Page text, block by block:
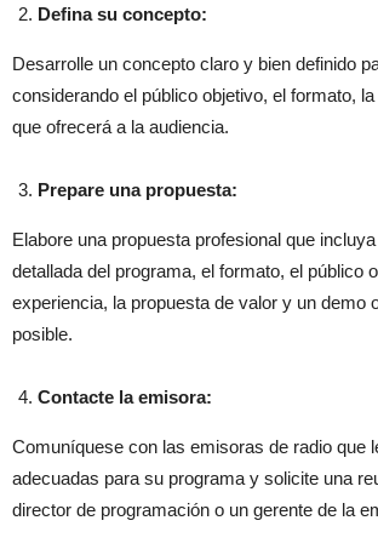
Defina su concepto:
Desarrolle un concepto claro y bien definido
considerando el público objetivo, el formato,
que ofrecerá a la audiencia.
Prepare una propuesta:
Elabore una propuesta profesional que
detallada del programa, el formato, el público
experiencia, la propuesta de valor y un demo
posible.
Contacte la emisora:
Comuníquese con las emisoras de radio que
adecuadas para su programa y solicite una
director de programación o un gerente de la